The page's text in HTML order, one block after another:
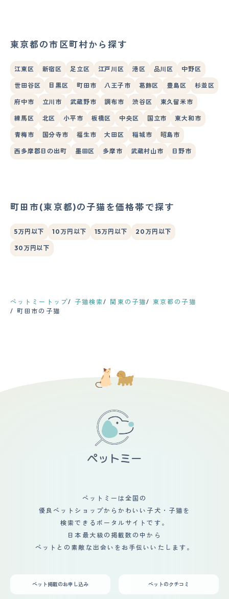
東京都の市区町村から探す
江東区 新宿区 足立区 江戸川区 港区 品川区 中野区
世田谷区 目黒区 町田市 八王子市 葛飾区 豊島区 杉並区
府中市 立川市 武蔵野市 調布市 渋谷区 東久留米市
練馬区 北区 小平市 板橋区 中央区 国立市 東大和市
青梅市 国分寺市 福生市 大田区 稲城市 昭島市
西多摩郡日の出町 墨田区 多摩市 武蔵村山市 日野市
町田市(東京都)の子猫を価格帯で探す
5万円以下 10万円以下 15万円以下 20万円以下
30万円以下
ペットミートップ 子猫検索 関東の子猫
東京都の子猫
町田市の子猫
ペットミーは全国の
優良ペットショップからかわいい子犬・子猫を
検索できるポータルサイトです。
日本最大級の掲載数の中から
ペットとの素敵な出会いをお手伝いいたします。
ペット掲載のお申し込み ペットのクチコミ